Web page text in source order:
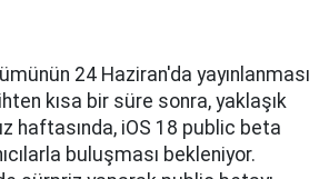
24 Haziran'da yayınlanması
kısa bir süre sonra, yaklaşık
haftasında, iOS 18 public beta
buluşması bekleniyor.